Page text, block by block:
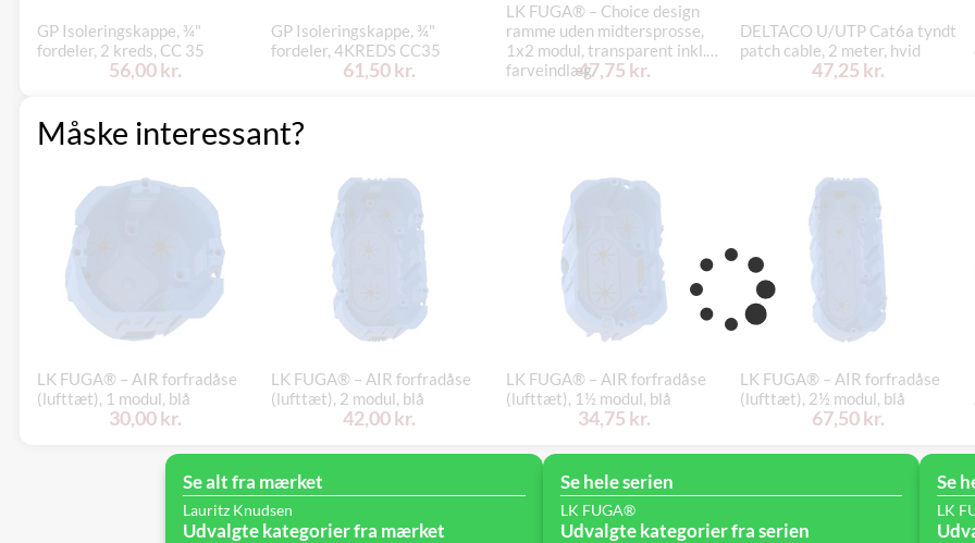
GP Isoleringskappe, ¾"
fordeler, 2 kreds, CC 35
56,00 kr.
GP Isoleringskappe, ¾"
fordeler, 4KREDS CC35
61,50 kr.
LK FUGA® – Choice design
ramme uden midtersprosse,
1x2 modul, transparent inkl.
farveindlæg47,75 kr.
DELTACO U/UTP Cat6a tyndt
patch cable, 2 meter, hvid
47,25 kr.
Måske interessant?
LK FUGA® – AIR forfradåse
(lufttæt), 1 modul, blå
30,00 kr.
LK FUGA® – AIR forfradåse
(lufttæt), 2 modul, blå
42,00 kr.
LK FUGA® – AIR forfradåse
(lufttæt), 1½ modul, blå
34,75 kr.
LK FUGA® – AIR forfradåse
(lufttæt), 2½ modul, blå
67,50 kr.
Se alt fra mærket
Lauritz Knudsen
Udvalgte kategorier fra mærket
Se hele serien
LK FUGA®
Udvalgte kategorier fra serien
Se
LK